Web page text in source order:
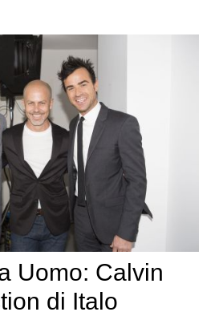
Uomo: Calvin
di Italo